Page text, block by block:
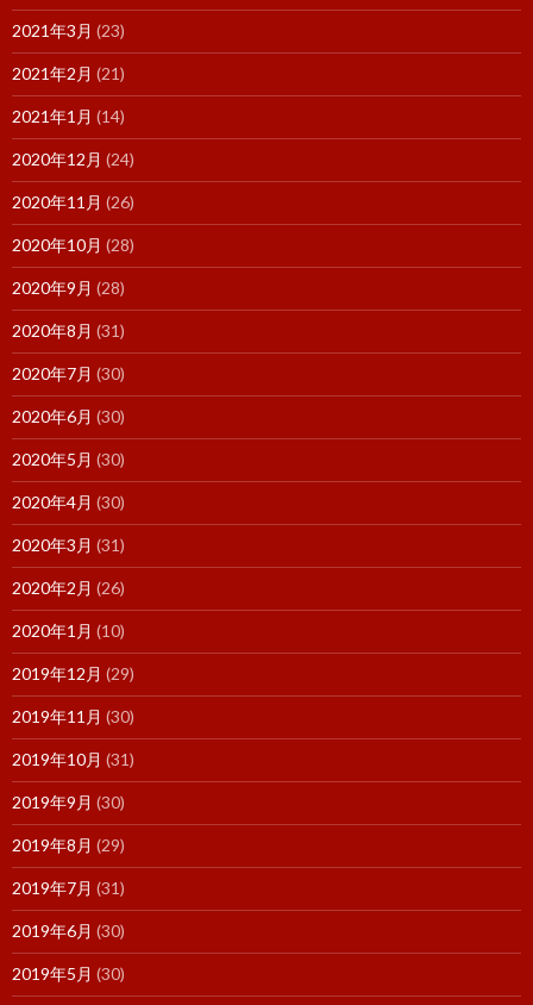
2021年3月 (23)
2021年2月 (21)
2021年1月 (14)
2020年12月 (24)
2020年11月 (26)
2020年10月 (28)
2020年9月 (28)
2020年8月 (31)
2020年7月 (30)
2020年6月 (30)
2020年5月 (30)
2020年4月 (30)
2020年3月 (31)
2020年2月 (26)
2020年1月 (10)
2019年12月 (29)
2019年11月 (30)
2019年10月 (31)
2019年9月 (30)
2019年8月 (29)
2019年7月 (31)
2019年6月 (30)
2019年5月 (30)